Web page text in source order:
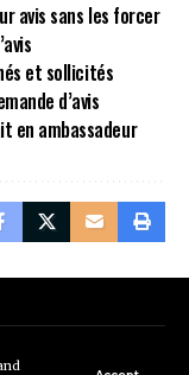
avis sans les forcer
et sollicités
d’avis
en ambassadeur